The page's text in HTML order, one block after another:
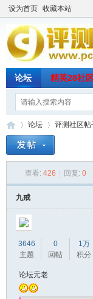
设为首页 收藏本站
论坛 精英28社
论坛
›
评测社区帖
查看: 426 回复: 0
九戒
3646
主题
0
回帖
1万
积分
论坛元老